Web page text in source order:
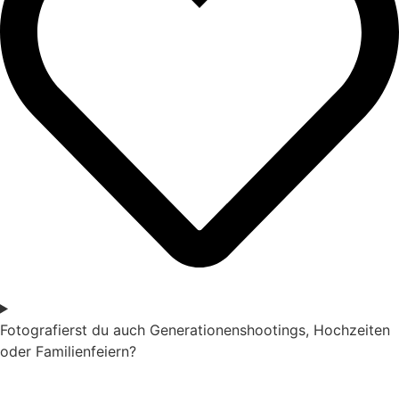
Fotografierst du auch Generationenshootings, Hochzeiten
oder Familienfeiern?